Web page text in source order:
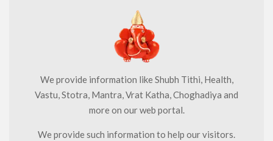
We provide information like Shubh Tithi, Health,
Vastu, Stotra, Mantra, Vrat Katha, Choghadiya and
more on our web portal.
We provide such information to help our visitors.